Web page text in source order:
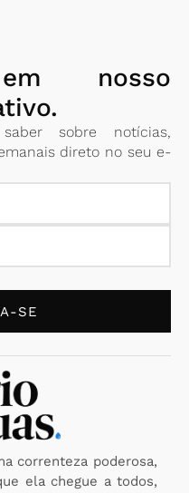
nosso
sobre notícias,
direto no seu e-
SE
correnteza poderosa,
ela chegue a todos,